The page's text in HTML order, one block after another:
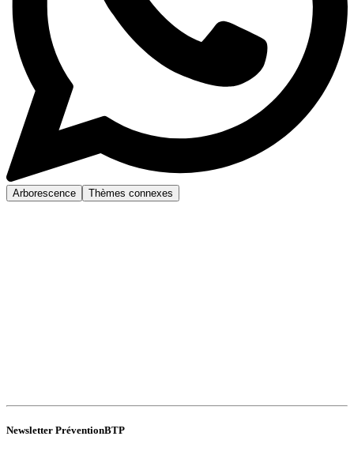
Arborescence Thèmes connexes
Newsletter PréventionBTP